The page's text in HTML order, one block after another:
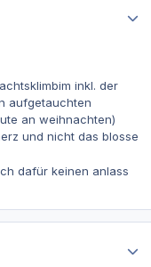
inkl. der
aufgetauchten
an weihnachten)
und nicht das blosse
dafür keinen anlass